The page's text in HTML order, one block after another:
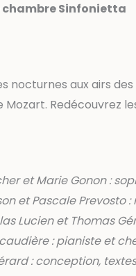
chambre Sinfonietta
nocturnes aux airs
Mozart. Redécouvrez
et Marie Gonon :
et Pascale Prevosto
Lucien et Thomas
: pianiste et
: conception,